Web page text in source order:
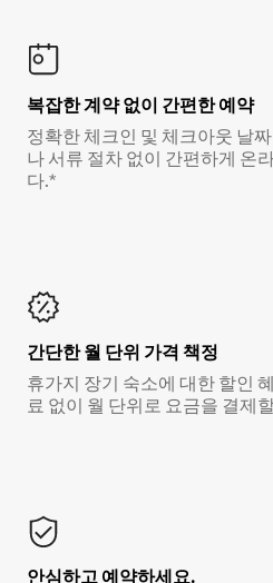
복잡한 계약 없이 간편한 예약
정확한 체크인 및 체크아웃 날
나 서류 절차 없이 간편하게 온
다.*
간단한 월 단위 가격 책정
휴가지 장기 숙소에 대한 할인
료 없이 월 단위로 요금을 결제
안심하고 예약하세요.